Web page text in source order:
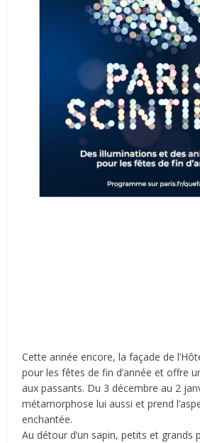
Cette année encore, la façade de
pour les fêtes de fin d’année et offre
aux passants. Du 3 décembre au 2
métamorphose lui aussi et prend
enchantée.
Au détour d’un sapin, petits et grands